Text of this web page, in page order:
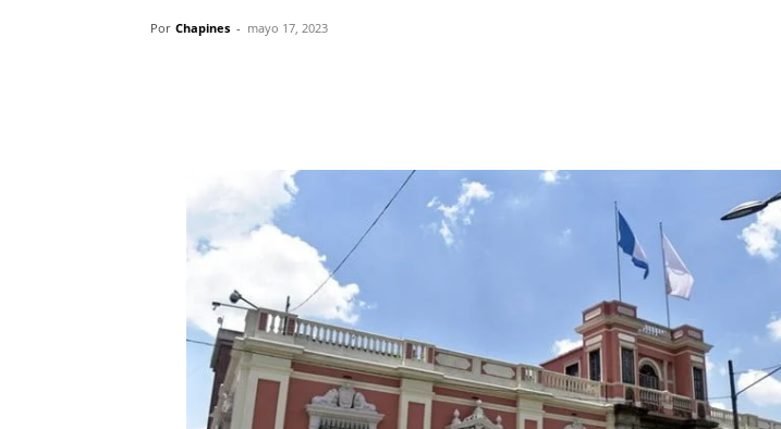
Por Chapines - mayo 17, 2023